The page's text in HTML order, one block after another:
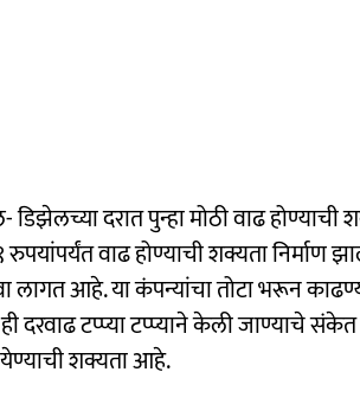
डिझेलच्या दरात पुन्हा मोठी वाढ
रुपयांपर्यंत वाढ होण्याची शक्यता निर्माण
लागत आहे. या कंपन्यांचा तोटा भरून
दरवाढ टप्प्या टप्प्याने केली जाण्याचे
शक्यता आहे.